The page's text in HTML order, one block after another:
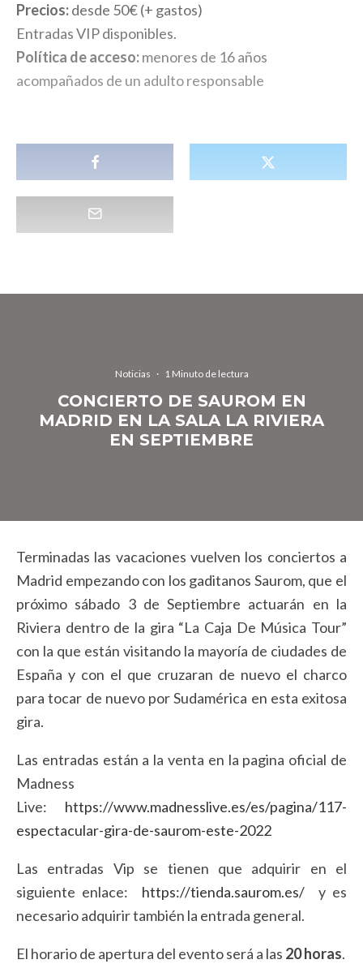
Precios:desde 50€ (+ gastos)
Entradas VIP disponibles.
Política de acceso:menores de 16 años
acompañados de un adulto responsable
Noticias · 1 Minuto de lectura
CONCIERTO DE SAUROM EN
MADRID EN LA SALA LA RIVIERA
EN SEPTIEMBRE
Terminadas las vacaciones vuelven los conciertos a
Madrid empezando con los gaditanos Saurom, que el
próximo sábado 3 de Septiembre actuarán en la
Riviera dentro de la gira “La Caja De Música Tour”
con la que están visitando la mayoría de ciudades de
España y con el que cruzaran de nuevo el charco
para tocar de nuevo por Sudamérica en esta exitosa
gira.
Las entradas están a la venta en la pagina oficial de
Madness
Live: https://www.madnesslive.es/es/pagina/117-
espectacular-gira-de-saurom-este-2022
Las entradas Vip se tienen que adquirir en el
siguiente enlace: https://tienda.saurom.es/ y es
necesario adquirir también la entrada general.
El horario de apertura del evento será a las 20 horas.